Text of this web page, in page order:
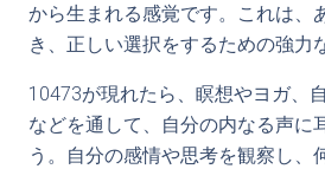
から生まれる感覚です。これは、
き、正しい選択をするための強力
10473が現れたら、瞑想やヨガ、
などを通して、自分の内なる声に
う。自分の感情や思考を観察し、